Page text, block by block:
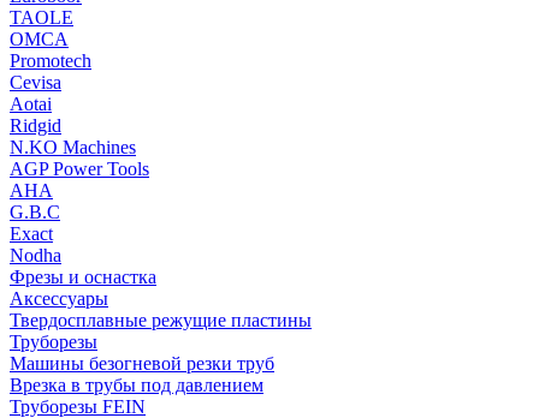
TAOLE
OMCA
Promotech
Cevisa
Aotai
Ridgid
N.KO Machines
AGP Power Tools
AHA
G.B.C
Exact
Nodha
Фрезы и оснастка
Аксессуары
Твердосплавные режущие пластины
Труборезы
Машины безогневой резки труб
Врезка в трубы под давлением
Труборезы FEIN